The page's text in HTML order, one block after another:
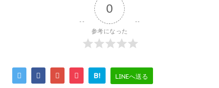
0
参考になった
B! LINEへ送る